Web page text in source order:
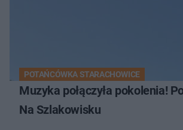
POTAŃCÓWKA STARACHOWICE
Muzyka połączyła pokolenia!
Na Szlakowisku